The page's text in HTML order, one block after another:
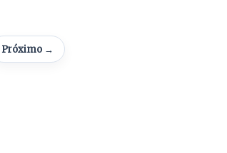
Próximo →